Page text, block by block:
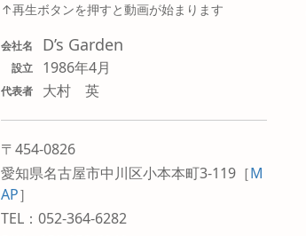
↑再生ボタンを押すと動画が始まります
会社名 D’s Garden
設立 1986年4月
代表者 大村 英
〒454-0826
愛知県名古屋市中川区小本本町3-119 ［M
AP］
TEL：052-364-6282